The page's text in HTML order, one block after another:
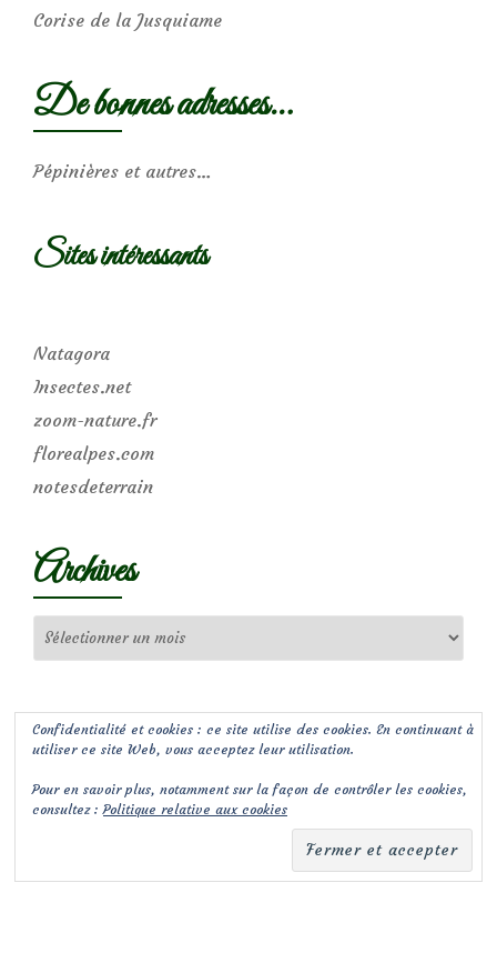
Corise de la Jusquiame
De bonnes adresses…
Pépinières et autres…
Sites intéressants
Natagora
Insectes.net
zoom-nature.fr
florealpes.com
notesdeterrain
Archives
Confidentialité et cookies : ce site utilise des cookies. En continuant à
utiliser ce site Web, vous acceptez leur utilisation.
Pour en savoir plus, notamment sur la façon de contrôler les cookies,
consultez :Politique relative aux cookies